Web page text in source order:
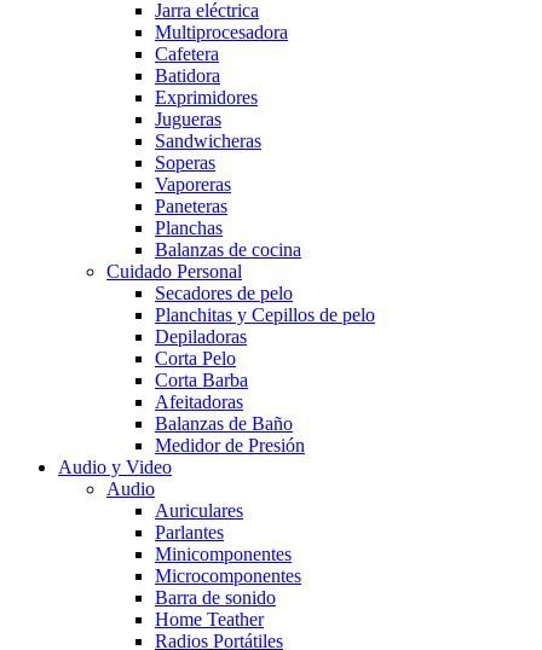
Jarra eléctrica
Multiprocesadora
Cafetera
Batidora
Exprimidores
Jugueras
Sandwicheras
Soperas
Vaporeras
Paneteras
Planchas
Balanzas de cocina
Cuidado Personal
Secadores de pelo
Planchitas y Cepillos de pelo
Depiladoras
Corta Pelo
Corta Barba
Afeitadoras
Balanzas de Baño
Medidor de Presión
Audio y Video
Audio
Auriculares
Parlantes
Minicomponentes
Microcomponentes
Barra de sonido
Home Teather
Radios Portátiles